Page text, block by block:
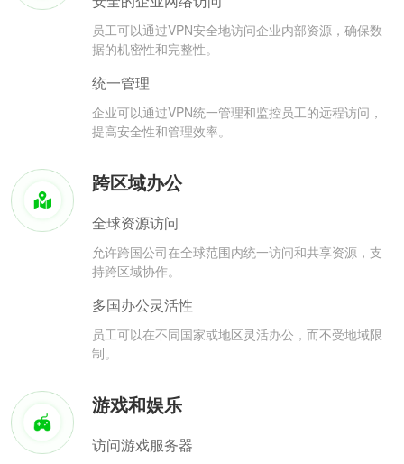
员工可以通过VPN安全地访问企业内部资源，确保数
据的机密性和完整性。
统一管理
企业可以通过VPN统一管理和监控员工的远程访问，
提高安全性和管理效率。
跨区域办公
全球资源访问
允许跨国公司在全球范围内统一访问和共享资源，支
持跨区域协作。
多国办公灵活性
员工可以在不同国家或地区灵活办公，而不受地域限
制。
游戏和娱乐
访问游戏服务器